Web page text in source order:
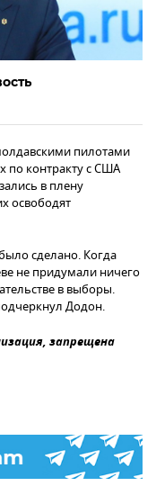
пилотами
по контракту с США
в плену
освободят
сделано. Когда
не придумали ничего
в выборы.
Додон.
запрещена